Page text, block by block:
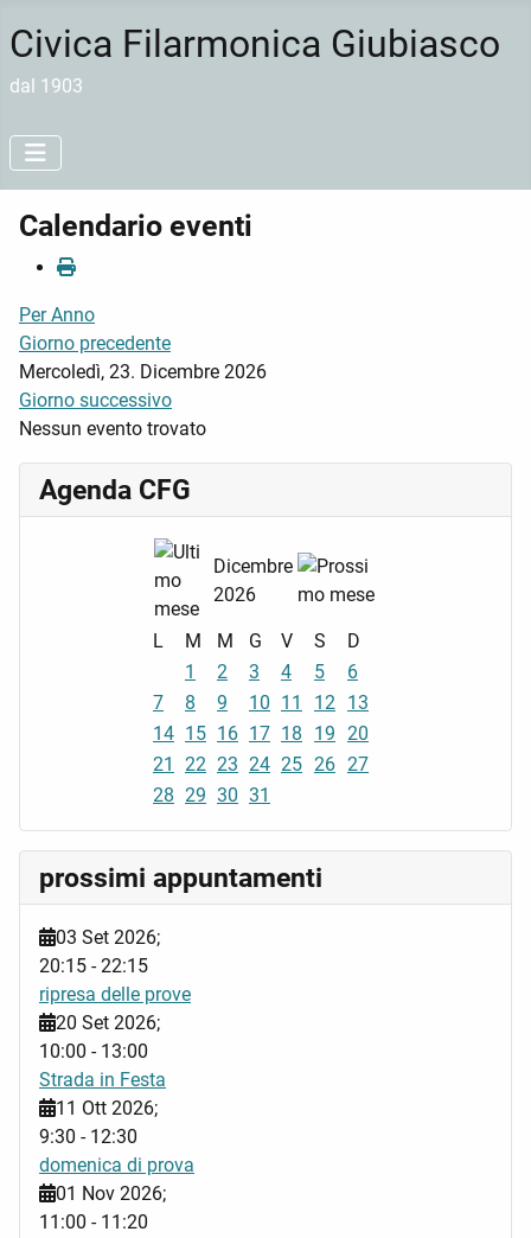
Civica Filarmonica Giubiasco
dal 1903
Calendario eventi
Per Anno
Giorno precedente
Mercoledì, 23. Dicembre 2026
Giorno successivo
Nessun evento trovato
Agenda CFG
Dicembre
2026
L M M G V S
D
1
2 3 4 5
6
7
8 9 10 11 12 13
14 15 16 17 18 19 20
21
22 23 24 25 26 27
28 29 30 31
prossimi appuntamenti
03 Set 2026;
20:15 -22:15
ripresa delle prove
20 Set 2026;
10:00 - 13:00
Strada in Festa
11 Ott 2026;
9:30 - 12:30
domenica di prova
01 Nov 2026;
11:00 - 11:20